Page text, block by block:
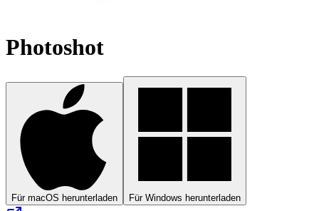
Photoshot
Für macOS herunterladen Für Windows herunterladen